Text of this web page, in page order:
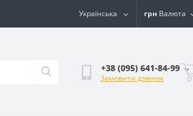
Українська грн Валюта
+38 (095) 641-84-99
Замовити дзвінок